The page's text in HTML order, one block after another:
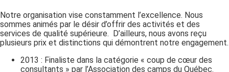
Notre organisation vise constamment l’excellence. Nous
sommes animés par le désir d’offrir des activités et des
services de qualité supérieure. D’ailleurs, nous avons reçu
plusieurs prix et distinctions qui démontrent notre engagement.
2013 : Finaliste dans la catégorie « coup de cœur des
consultants » par l’Association des camps du Québec.